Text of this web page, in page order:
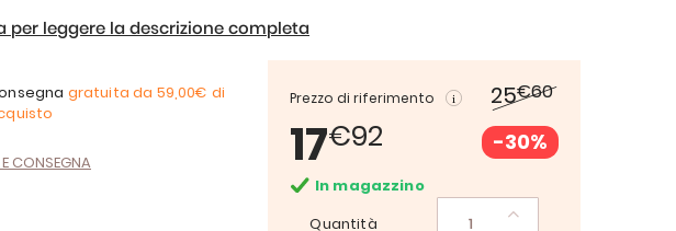
per leggere la descrizione completa
Prezzo di riferimento 25€60
17€92 -30%
In magazzino
Quantità
gratuita da 59,00€ di
CONSEGNA